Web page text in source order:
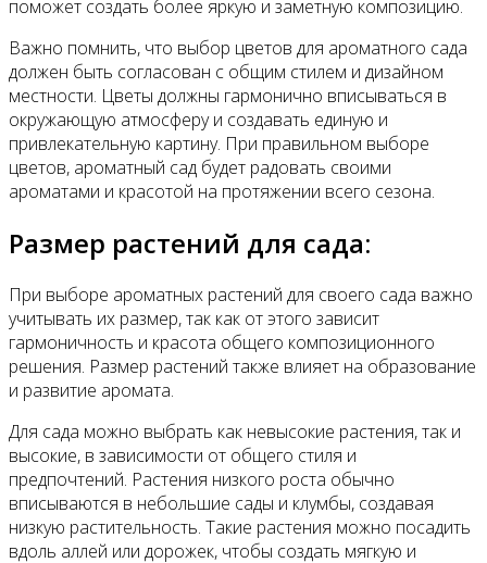
поможет создать более яркую и заметную композицию.
Важно помнить, что выбор цветов для ароматного сада
должен быть согласован с общим стилем и дизайном
местности. Цветы должны гармонично вписываться в
окружающую атмосферу и создавать единую и
привлекательную картину. При правильном выборе
цветов, ароматный сад будет радовать своими
ароматами и красотой на протяжении всего сезона.
Размер растений для сада:
При выборе ароматных растений для своего сада важно
учитывать их размер, так как от этого зависит
гармоничность и красота общего композиционного
решения. Размер растений также влияет на образование
и развитие аромата.
Для сада можно выбрать как невысокие растения, так и
высокие, в зависимости от общего стиля и
предпочтений. Растения низкого роста обычно
вписываются в небольшие сады и клумбы, создавая
низкую растительность. Такие растения можно посадить
вдоль аллей или дорожек, чтобы создать мягкую и